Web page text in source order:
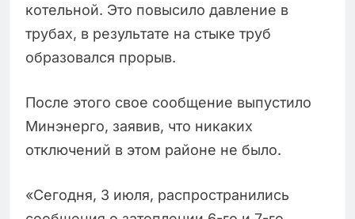
котельной. Это повысило давление в
трубах, в результате на стыке труб
образовался прорыв.
После этого свое сообщение выпустило
Минэнерго, заявив, что никаких
отключений в этом районе не было.
«Сегодня, 3 июля, распространились